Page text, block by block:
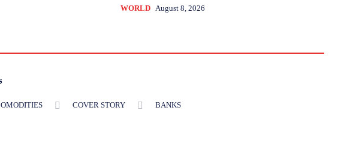
WORLD August 8, 2026
COVER STORY BANKS